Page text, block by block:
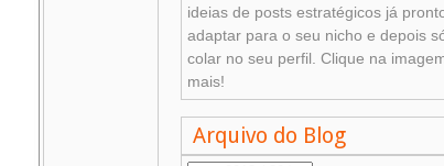
ideias de posts estratégicos já
adaptar para o seu nicho e depois
colar no seu perfil. Clique na
mais!
Arquivo do Blog